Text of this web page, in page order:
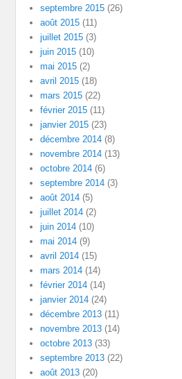
septembre 2015 (26)
août 2015 (11)
juillet 2015 (3)
juin 2015 (10)
mai 2015 (2)
avril 2015 (18)
mars 2015 (22)
février 2015 (11)
janvier 2015 (23)
décembre 2014 (8)
novembre 2014 (13)
octobre 2014 (6)
septembre 2014 (3)
août 2014 (5)
juillet 2014 (2)
juin 2014 (10)
mai 2014 (9)
avril 2014 (15)
mars 2014 (14)
février 2014 (14)
janvier 2014 (24)
décembre 2013 (11)
novembre 2013 (14)
octobre 2013 (33)
septembre 2013 (22)
août 2013 (20)